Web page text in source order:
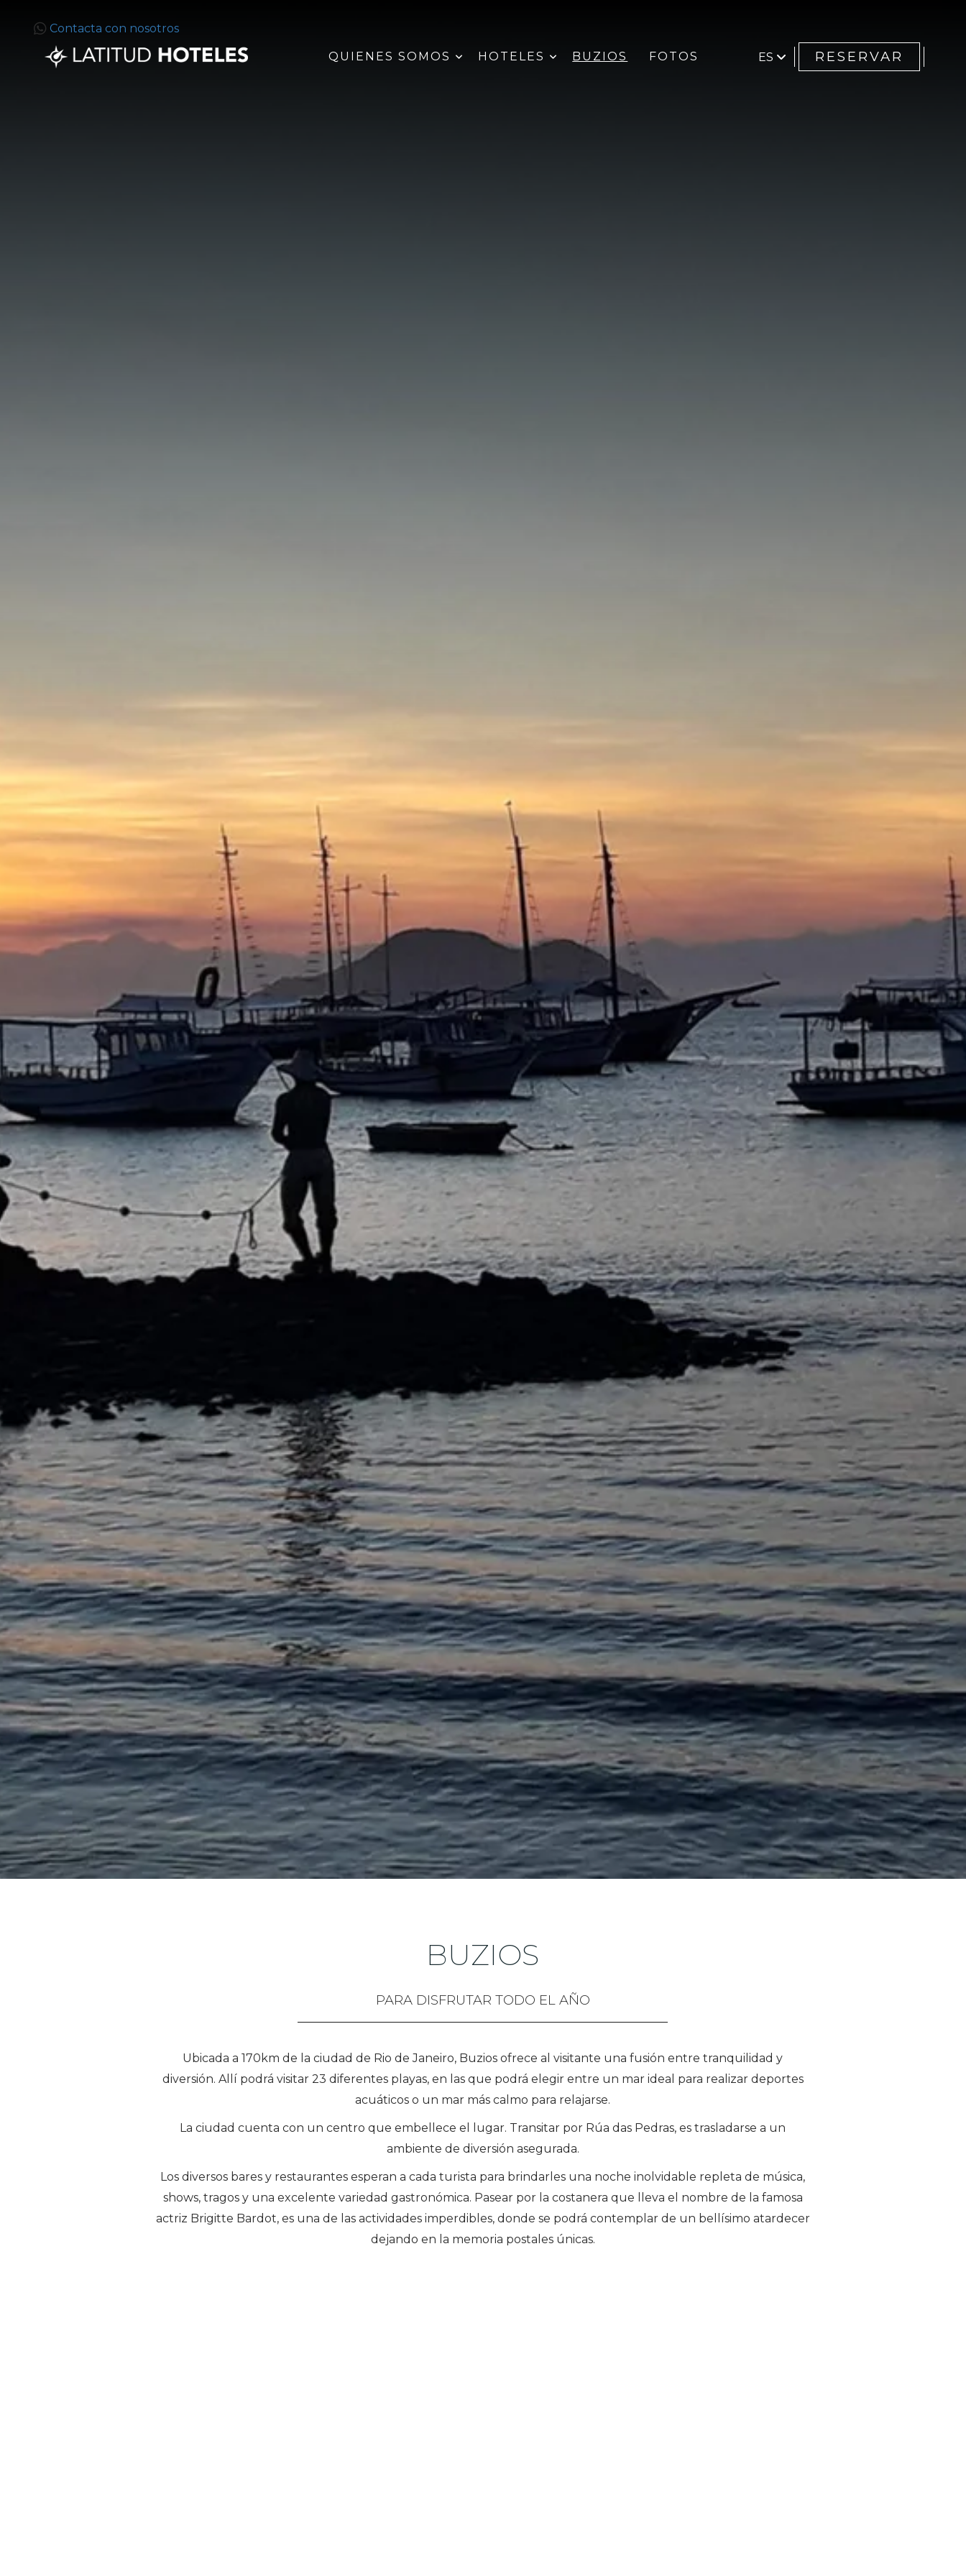
Contacta con nosotros
QUIENES SOMOS open sub menu
HOTELES open sub menu
BUZIOS FOTOS ES RESERVAR
BUZIOS
PARA DISFRUTAR TODO EL AÑO
Ubicada a 170km de la ciudad de Rio de Janeiro, Buzios ofrece al visitante una fusión entre tranquilidad y
diversión. Allí podrá visitar 23 diferentes playas, en las que podrá elegir entre un mar ideal para realizar deportes
acuáticos o un mar más calmo para relajarse.
La ciudad cuenta con un centro que embellece el lugar. Transitar por Rúa das Pedras, es trasladarse a un
ambiente de diversión asegurada.
Los diversos bares y restaurantes esperan a cada turista para brindarles una noche inolvidable repleta de música,
shows, tragos y una excelente variedad gastronómica. Pasear por la costanera que lleva el nombre de la famosa
actriz Brigitte Bardot, es una de las actividades imperdibles, donde se podrá contemplar de un bellísimo atardecer
dejando en la memoria postales únicas.